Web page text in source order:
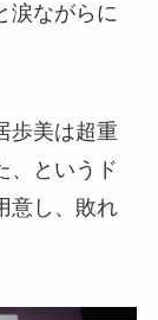
涙ながらに
歩美は超重
、というド
意し、敗れ